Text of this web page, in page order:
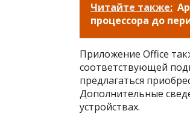
Читайте также:
процессора до
Приложение Office
соответствующей
предлагаться
Дополнительные
устройствах.